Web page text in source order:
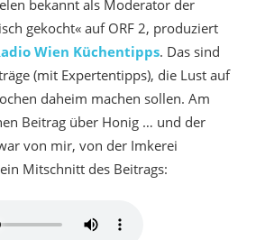
bekannt als Moderator der
gekocht« auf ORF 2, produziert
Wien Küchentipps. Das sind
(mit Expertentipps), die Lust auf
daheim machen sollen. Am
Beitrag über Honig … und der
von mir, von der Imkerei
Mitschnitt des Beitrags: